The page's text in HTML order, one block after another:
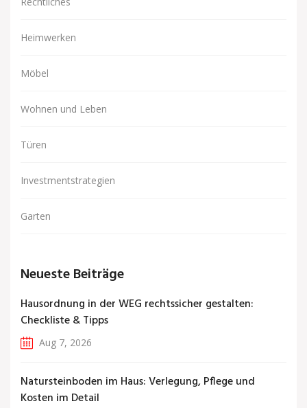
Heimwerken
Möbel
Wohnen und Leben
Türen
Investmentstrategien
Garten
Neueste Beiträge
Hausordnung in der WEG rechtssicher gestalten:
Checkliste & Tipps
Aug 7, 2026
Natursteinboden im Haus: Verlegung, Pflege und
Kosten im Detail